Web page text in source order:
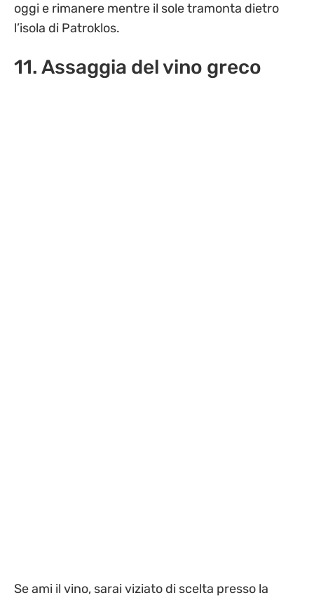
oggi e rimanere mentre il sole tramonta dietro
l’isola di Patroklos.
11. Assaggia del vino greco
Se ami il vino, sarai viziato di scelta presso la